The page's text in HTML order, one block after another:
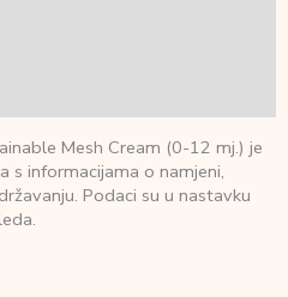
Mesh Cream (0-12 mj.) je
s informacijama o namjeni,
Podaci su u nastavku